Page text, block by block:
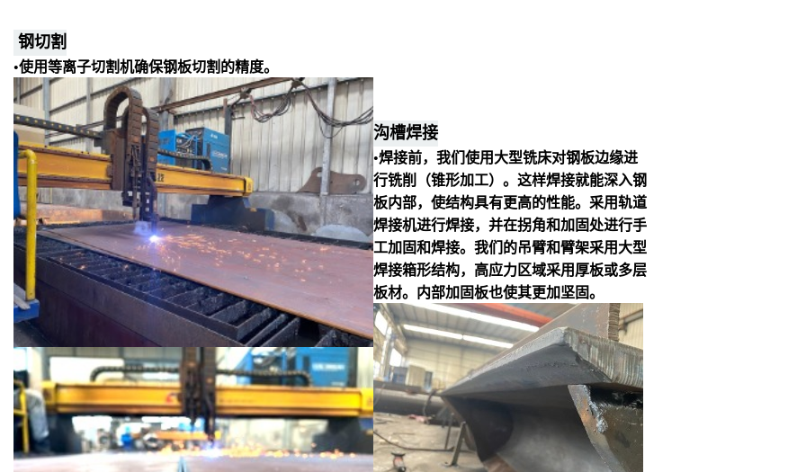
钢切割
•使用等离子切割机确保钢板切割的精度。
沟槽焊接
•焊接前，我们使用大型铣床对钢板边缘进
行铣削（锥形加工）。这样焊接就能深入钢
板内部，使结构具有更高的性能。 采用轨道
焊接机进行焊接，并在拐角和加固处进行手
工加固和焊接。 我们的吊臂和臂架采用大型
焊接箱形结构，高应力区域采用厚板或多层
板材。 内部加固板也使其更加坚固。